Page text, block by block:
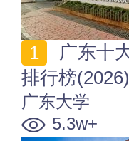
排行榜(2026)
广东大学
5.3w+